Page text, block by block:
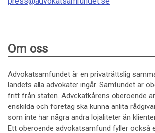
Om oss
Advokatsamfundet är en privaträttslig
landets alla advokater ingår. Samfundet är
fritt från staten. Advokatkårens oberoende
enskilda och företag ska kunna anlita
som inte har några andra lojaliteter än
Ett oberoende advokatsamfund fyller också